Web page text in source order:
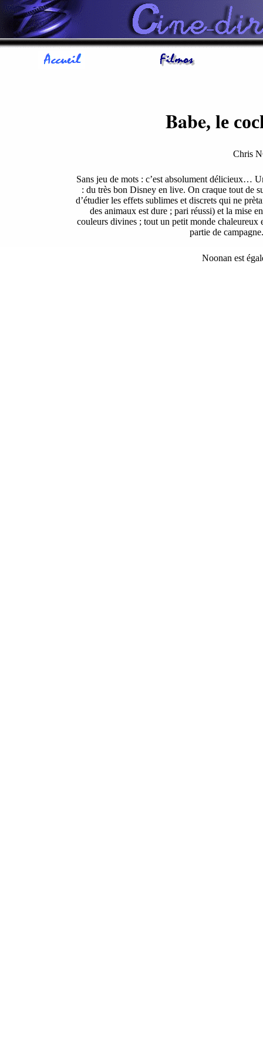
Babe, le
Chris
Sans jeu de mots : c’est absolument délicieux…
: du très bon Disney en live. On craque tout de
d’étudier les effets sublimes et discrets qui ne
des animaux est dure ; pari réussi) et la mise
couleurs divines ; tout un petit monde chaleureux
partie de
Noonan est